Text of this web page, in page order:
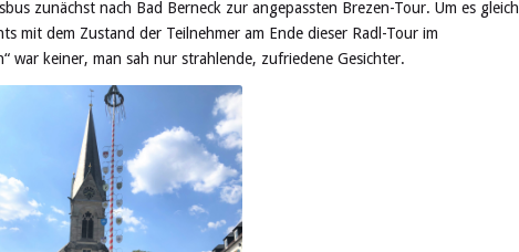
zunächst nach Bad Berneck zur angepassten Brezen-Tour. Um es gleich
mit dem Zustand der Teilnehmer am Ende dieser Radl-Tour im
war keiner, man sah nur strahlende, zufriedene Gesichter.